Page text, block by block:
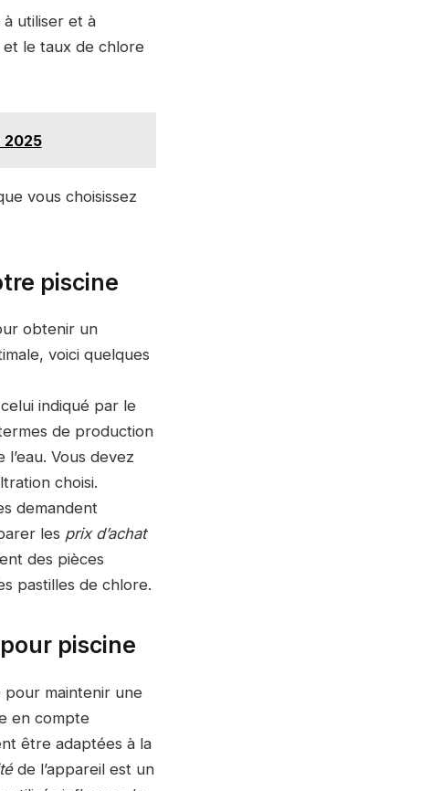
à utiliser et à
et le taux de chlore
2025
vous choisissez
piscine
obtenir un
voici quelques
indiqué par le
de production
Vous devez
choisi.
demandent
les prix d’achat
des pièces
pastilles de chlore.
piscine
pour maintenir une
en compte
être adaptées à la
de l’appareil est un